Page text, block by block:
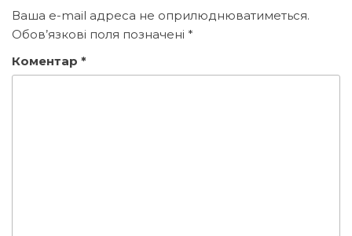
Ваша e-mail адреса не оприлюднюватиметься.
Обов’язкові поля позначені *
Коментар *